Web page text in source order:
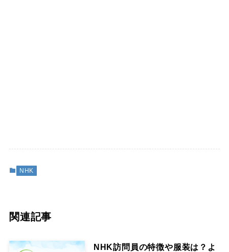
NHK
関連記事
NHK訪問員の特徴や服装は？よ